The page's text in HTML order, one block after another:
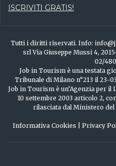
ISCRIVITI GRATIS!
Tutti i diritti riservati. Info:
srl Via Giuseppe Mussi 4,
02/
Job in Tourism è una testata
Tribunale di Milano n°213 il 23-
Job in Tourism è un’Agenzia per
10 settembre 2003 articolo 2,
rilasciata dal Ministero del
Informativa Cookies Privacy